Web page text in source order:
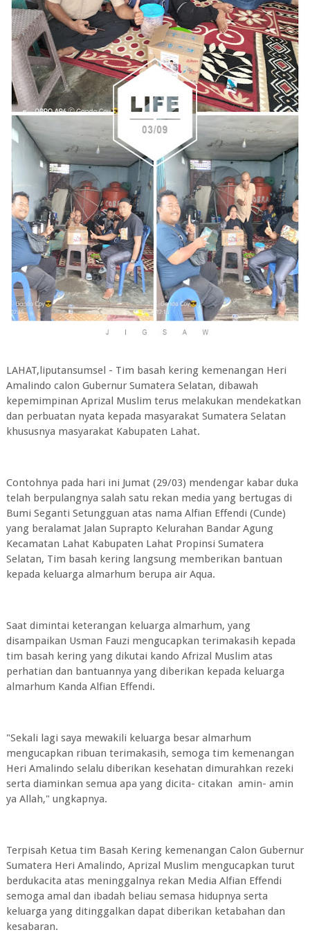
LAHAT,liputansumsel - Tim basah kering kemenangan Heri
Amalindo calon Gubernur Sumatera Selatan, dibawah
kepemimpinan Aprizal Muslim terus melakukan mendekatkan
dan perbuatan nyata kepada masyarakat Sumatera Selatan
khususnya masyarakat Kabupaten Lahat.
Contohnya pada hari ini Jumat (29/03) mendengar kabar duka
telah berpulangnya salah satu rekan media yang bertugas di
Bumi Seganti Setungguan atas nama Alfian Effendi (Cunde)
yang beralamat Jalan Suprapto Kelurahan Bandar Agung
Kecamatan Lahat Kabupaten Lahat Propinsi Sumatera
Selatan, Tim basah kering langsung memberikan bantuan
kepada keluarga almarhum berupa air Aqua.
Saat dimintai keterangan keluarga almarhum, yang
disampaikan Usman Fauzi mengucapkan terimakasih kepada
tim basah kering yang dikutai kando Afrizal Muslim atas
perhatian dan bantuannya yang diberikan kepada keluarga
almarhum Kanda Alfian Effendi.
"Sekali lagi saya mewakili keluarga besar almarhum
mengucapkan ribuan terimakasih, semoga tim kemenangan
Heri Amalindo selalu diberikan kesehatan dimurahkan rezeki
serta diaminkan semua apa yang dicita- citakan amin- amin
ya Allah," ungkapnya.
Terpisah Ketua tim Basah Kering kemenangan Calon Gubernur
Sumatera Heri Amalindo, Aprizal Muslim mengucapkan turut
berdukacita atas meninggalnya rekan Media Alfian Effendi
semoga amal dan ibadah beliau semasa hidupnya serta
keluarga yang ditinggalkan dapat diberikan ketabahan dan
kesabaran.